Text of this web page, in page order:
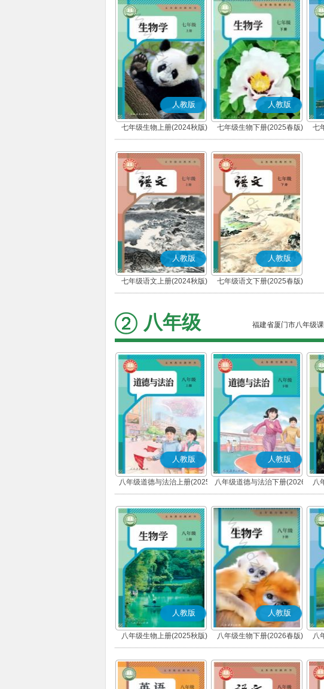
人教版
七年级生物上册(2024秋版)
人教版
七年级生物下册(2025春版) 七
人教版
七年级语文上册(2024秋版)
(部编版)
人教版
七年级语文下册(2025春版)
(部编版)
八年级 福建省厦门市八年级
人教版
八年级道德与法治上册(2025
秋版)(部编版)
人教版
八年级道德与法治下册(2026
春版)(部编版)
八
人教版
八年级生物上册(2025秋版)
人教版
八年级生物下册(2026春版) 八